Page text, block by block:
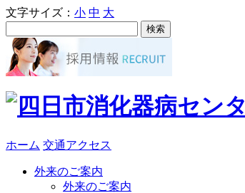
文字サイズ： 小 中 大
ホーム 交通アクセス
外来のご案内
外来のご案内